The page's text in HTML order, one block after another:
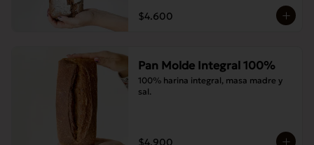
$4.600
Pan Molde Integral 100%
100% harina integral, masa madre y
sal.
$4.900